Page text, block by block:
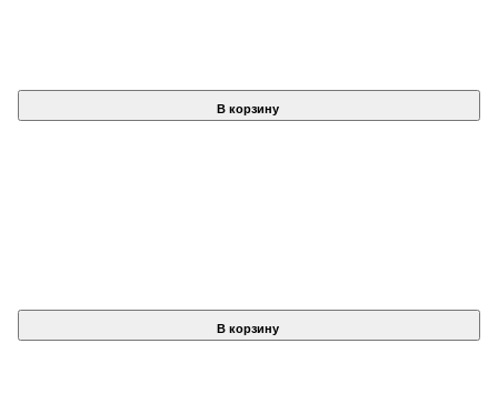
В корзину
В корзину